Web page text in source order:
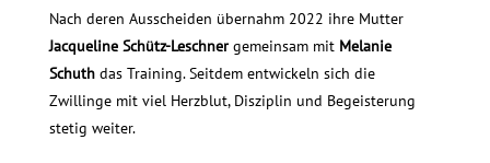
Nach deren Ausscheiden übernahm 2022 ihre Mutter
Jacqueline Schütz-Leschner gemeinsam mit Melanie
Schuth das Training. Seitdem entwickeln sich die
Zwillinge mit viel Herzblut, Disziplin und Begeisterung
stetig weiter.